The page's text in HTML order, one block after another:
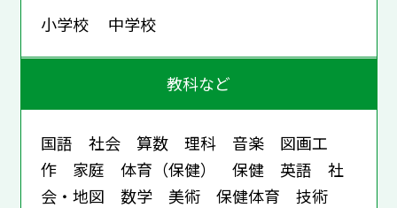
小学校 中学校
教科など
国語 社会 算数 理科 音楽 図画工
作 家庭 体育（保健） 保健 英語 社
会・地図 数学 美術 保健体育 技術